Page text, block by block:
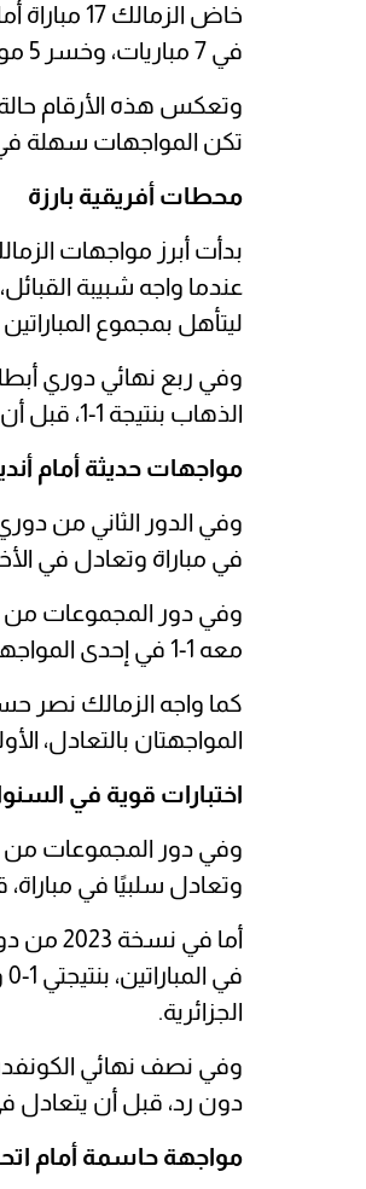
في 7 مباريات، وخسر 5 مواجهات، وسجل لاعبوه 17 هدفًا، بينما استقبلت شباكه 11 هدفًا.
وتعكس هذه الأرقام حالة
تكن المواجهات سهلة
محطات أفريقية بارزة
ليتأهل بمجموع المباراتين 4-3.
الذهاب بنتيجة 1-1، قبل أن يحقق فوزًا كبيرًا في لقاء الإياب بنتيجة 4-0، ليتأهل بمجموع 5-1.
مواجهات حديثة أمام
في مباراة وتعادل في الأخرى،
معه 1-1 في إحدى المواجهتين، قبل أن يخسر المباراة الأخرى بنتيجة 2-0.
المواجهتان بالتعادل، الأولى بنتيجة 1-1،
اختبارات قوية في
وتعادل سلبيًا في
أما في
الجزائرية.
دون رد، قبل أن يتعادل
مواجهة حاسمة أمام